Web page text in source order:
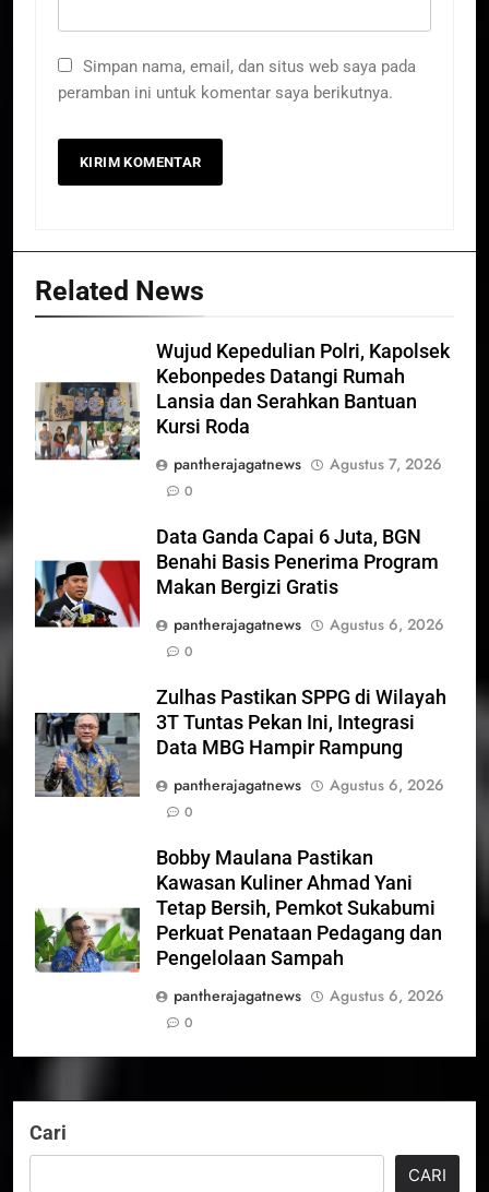
Simpan nama, email, dan situs web saya pada
peramban ini untuk komentar saya berikutnya.
Related News
Wujud Kepedulian Polri, Kapolsek
Kebonpedes Datangi Rumah
Lansia dan Serahkan Bantuan
Kursi Roda
pantherajagatnews
Agustus 7, 2026
0
Data Ganda Capai 6 Juta, BGN
Benahi Basis Penerima Program
Makan Bergizi Gratis
pantherajagatnews
Agustus 6, 2026
0
Zulhas Pastikan SPPG di Wilayah
3T Tuntas Pekan Ini, Integrasi
Data MBG Hampir Rampung
pantherajagatnews
Agustus 6, 2026
0
Bobby Maulana Pastikan
Kawasan Kuliner Ahmad Yani
Tetap Bersih, Pemkot Sukabumi
Perkuat Penataan Pedagang dan
Pengelolaan Sampah
pantherajagatnews
Agustus 6, 2026
0
Cari
CARI